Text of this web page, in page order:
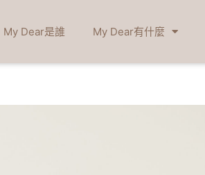
My Dear是誰 My Dear有什麼